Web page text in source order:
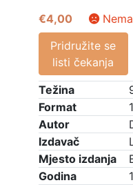
€4,00
Pridružite se
listi čekanja
Težina
Format
Autor
Izdavač
Mjesto izdanja
Godina